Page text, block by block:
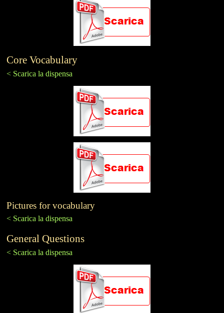
Core Vocabulary
< Scarica la dispensa
Pictures for vocabulary
< Scarica la dispensa
General Questions
< Scarica la dispensa